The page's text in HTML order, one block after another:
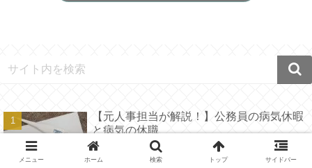
【元人事担当が解説！】公務員の病気休暇
と病気の休職
メニュー ホーム 検索 トップ サイドバー